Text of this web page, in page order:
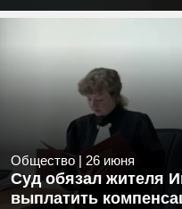
Общество | 26 июня
Суд обязал жителя
выплатить